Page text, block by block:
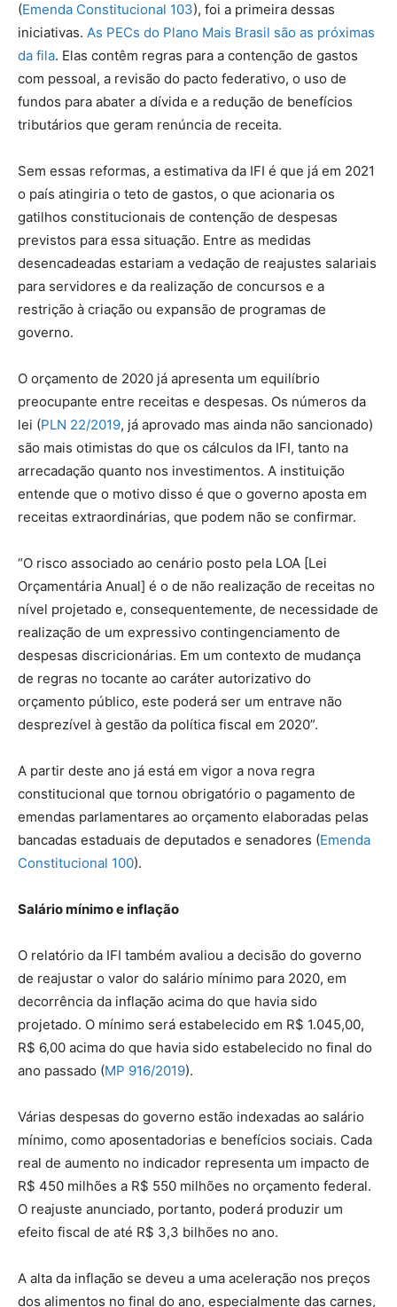
(Emenda Constitucional 103), foi a primeira dessas
iniciativas. As PECs do Plano Mais Brasil são as próximas
da fila. Elas contêm regras para a contenção de gastos
com pessoal, a revisão do pacto federativo, o uso de
fundos para abater a dívida e a redução de benefícios
tributários que geram renúncia de receita.
Sem essas reformas, a estimativa da IFI é que já em 2021
o país atingiria o teto de gastos, o que acionaria os
gatilhos constitucionais de contenção de despesas
previstos para essa situação. Entre as medidas
desencadeadas estariam a vedação de reajustes salariais
para servidores e da realização de concursos e a
restrição à criação ou expansão de programas de
governo.
O orçamento de 2020 já apresenta um equilíbrio
preocupante entre receitas e despesas. Os números da
lei (PLN 22/2019, já aprovado mas ainda não sancionado)
são mais otimistas do que os cálculos da IFI, tanto na
arrecadação quanto nos investimentos. A instituição
entende que o motivo disso é que o governo aposta em
receitas extraordinárias, que podem não se confirmar.
“O risco associado ao cenário posto pela LOA [Lei
Orçamentária Anual] é o de não realização de receitas no
nível projetado e, consequentemente, de necessidade de
realização de um expressivo contingenciamento de
despesas discricionárias. Em um contexto de mudança
de regras no tocante ao caráter autorizativo do
orçamento público, este poderá ser um entrave não
desprezível à gestão da política fiscal em 2020”.
A partir deste ano já está em vigor a nova regra
constitucional que tornou obrigatório o pagamento de
emendas parlamentares ao orçamento elaboradas pelas
bancadas estaduais de deputados e senadores (Emenda
Constitucional 100).
Salário mínimo e inflação
O relatório da IFI também avaliou a decisão do governo
de reajustar o valor do salário mínimo para 2020, em
decorrência da inflação acima do que havia sido
projetado. O mínimo será estabelecido em R$ 1.045,00,
R$ 6,00 acima do que havia sido estabelecido no final do
ano passado (MP 916/2019).
Várias despesas do governo estão indexadas ao salário
mínimo, como aposentadorias e benefícios sociais. Cada
real de aumento no indicador representa um impacto de
R$ 450 milhões a R$ 550 milhões no orçamento federal.
O reajuste anunciado, portanto, poderá produzir um
efeito fiscal de até R$ 3,3 bilhões no ano.
A alta da inflação se deveu a uma aceleração nos preços
dos alimentos no final do ano, especialmente das carnes,